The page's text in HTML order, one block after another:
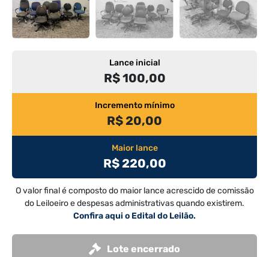
Lance inicial
R$ 100,00
Incremento mínimo
R$ 20,00
Maior lance
R$ 220,00
O valor final é composto do maior lance acrescido de comissão
do Leiloeiro e despesas administrativas quando existirem.
Confira aqui o Edital do Leilão.
Lote encerrado